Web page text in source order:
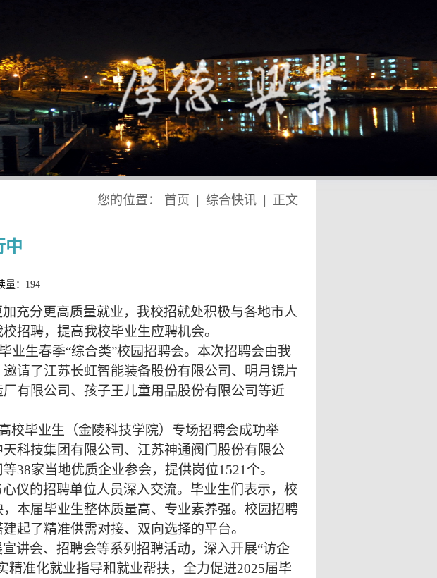
您的位置： 首页 综合快讯 正文
中
量： 194
充分更高质量就业，我校招就处积极与各地市人
招聘，提高我校毕业生应聘机会。
业生春季“综合类”校园招聘会。本次招聘会由我
请了江苏长虹智能装备股份有限公司、明月镜片
有限公司、孩子王儿童用品股份有限公司等近
校毕业生（金陵科技学院）专场招聘会成功举
科技集团有限公司、江苏神通阀门股份有限公
等38家当地优质企业参会，提供岗位1521 个。
仪的招聘单位人员深入交流。毕业生们表示，校
本届毕业生整体质量高、专业素养强。校园招聘
起了精准供需对接、双向选择的平台。
讲会、招聘会等系列招聘活动，深入开展“访企
精准化就业指导和就业帮扶，全力促进2025届毕